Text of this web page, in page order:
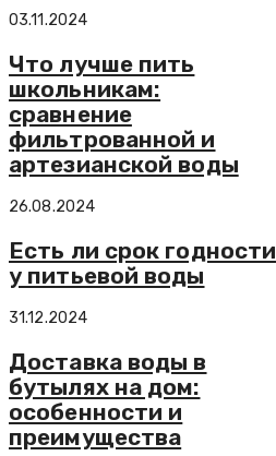
03.11.2024
Что лучше пить
школьникам:
сравнение
фильтрованной и
артезианской воды
26.08.2024
Есть ли срок годности
у питьевой воды
31.12.2024
Доставка воды в
бутылях на дом:
особенности и
преимущества